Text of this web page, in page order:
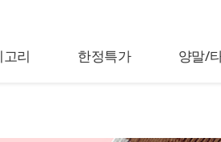
리 한정특가 양말/